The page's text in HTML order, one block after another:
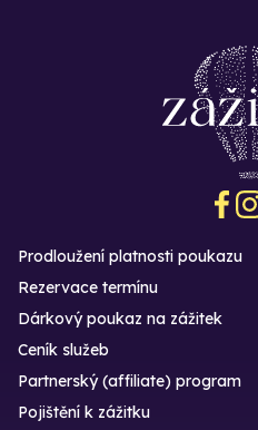
Prodloužení platnosti poukazu
Rezervace termínu
Dárkový poukaz na zážitek
Ceník služeb
Partnerský (affiliate) program
Pojištění k zážitku